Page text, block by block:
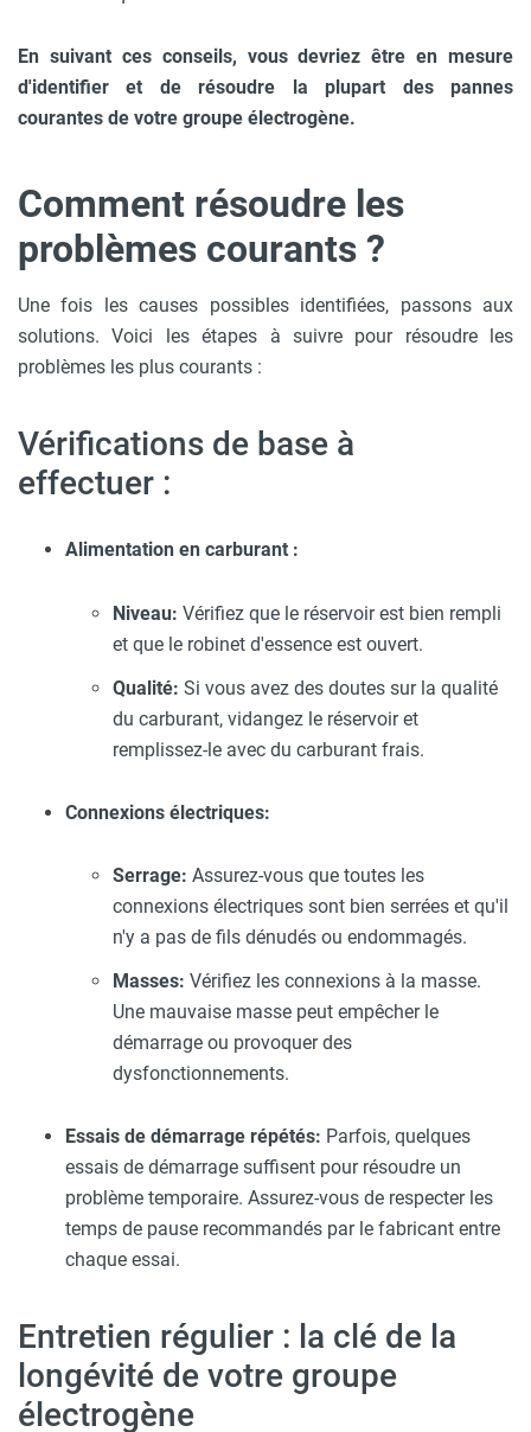
En suivant ces conseils, vous devriez être en mesure
d'identifier et de résoudre la plupart des pannes
courantes de votre groupe électrogène.
Comment résoudre les
problèmes courants ?
Une fois les causes possibles identifiées, passons aux
solutions. Voici les étapes à suivre pour résoudre les
problèmes les plus courants :
Vérifications de base à
effectuer :
Alimentation en carburant :
Niveau: Vérifiez que le réservoir est bien rempli
et que le robinet d'essence est ouvert.
Qualité: Si vous avez des doutes sur la qualité
du carburant, vidangez le réservoir et
remplissez-le avec du carburant frais.
Connexions électriques:
Serrage: Assurez-vous que toutes les
connexions électriques sont bien serrées et qu'il
n'y a pas de fils dénudés ou endommagés.
Masses: Vérifiez les connexions à la masse.
Une mauvaise masse peut empêcher le
démarrage ou provoquer des
dysfonctionnements.
Essais de démarrage répétés: Parfois, quelques
essais de démarrage suffisent pour résoudre un
problème temporaire. Assurez-vous de respecter les
temps de pause recommandés par le fabricant entre
chaque essai.
Entretien régulier : la clé de la
longévité de votre groupe
électrogène